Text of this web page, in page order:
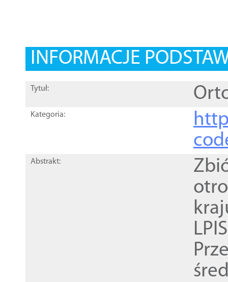
INFORMACJE
Tytuł:
Kategoria:
Abstrakt: